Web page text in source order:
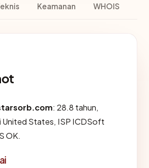
Keamanan WHOIS
: 28.8 tahun,
United States, ISP ICDSoft
OK.